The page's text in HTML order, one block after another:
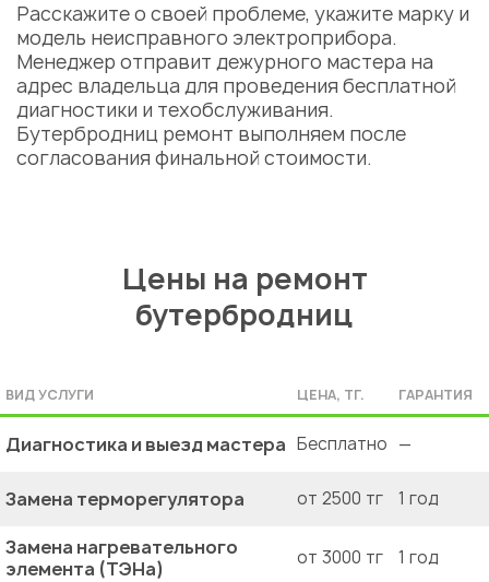
Расскажите о своей проблеме, укажите марку и
модель неисправного электроприбора.
Менеджер отправит дежурного мастера на
адрес владельца для проведения бесплатной
диагностики и техобслуживания.
Бутербродниц ремонт выполняем после
согласования финальной стоимости.
Цены на ремонт
бутербродниц
ВИД УСЛУГИ ЦЕНА, ТГ. ГАРАНТИЯ
Диагностика и выезд мастера Бесплатно —
Замена терморегулятора от 2500 тг 1 год
Замена нагревательного
элемента (ТЭНа)
от 3000 тг 1 год